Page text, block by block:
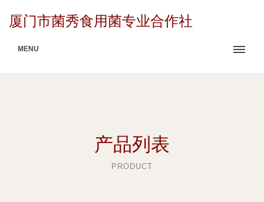
厦门市菌秀食用菌专业合作社
MENU
产品列表
PRODUCT